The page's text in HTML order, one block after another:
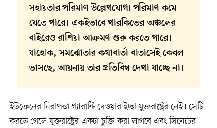
সহায়তার পরিমাণ উল্লেখযোগ্য পরিমাণ কমে
যেতে পারে। একইভাবে খারকিভের অঞ্চলের
বাইরেও রাশিয়া আক্রমণ শুরু করতে পারে।
যাহোক, সমঝোতার কথাবার্তা বাতাসেই কেবল
ভাসছে, আয়নায় তার প্রতিবিম্ব দেখা যাচ্ছে না।
ইউক্রেনের নিরাপত্তা গ্যারান্টি দেওয়ার ইচ্ছা যুক্তরাষ্ট্রের নেই। সেটি
করতে গেলে যুক্তরাষ্ট্রের একটা চুক্তি করা লাগবে এবং সিনেটের